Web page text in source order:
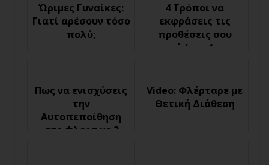
Ώριμες Γυναίκες:
Γιατί αρέσουν τόσο
πολύ;
4 Τρόποι να
εκφράσεις τις
προθέσεις σου
σωστά (και 4 να το
Πως να ενισχύσεις
την
Αυτοπεποίθηση
στο Φλερτ με 2
Video: Φλέρταρε με
Θετική Διάθεση